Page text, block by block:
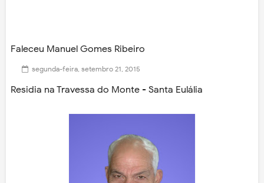
Faleceu Manuel Gomes Ribeiro
segunda-feira, setembro 21, 2015
Residia na Travessa do Monte - Santa Eulália